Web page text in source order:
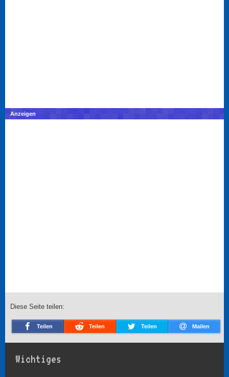
Anzeigen
Diese Seite teilen:
Teilen Teilen Teilen Mailen
Wichtiges